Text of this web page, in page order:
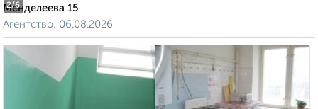
2/6
Менделеева 15
Агентство, 06.08.2026